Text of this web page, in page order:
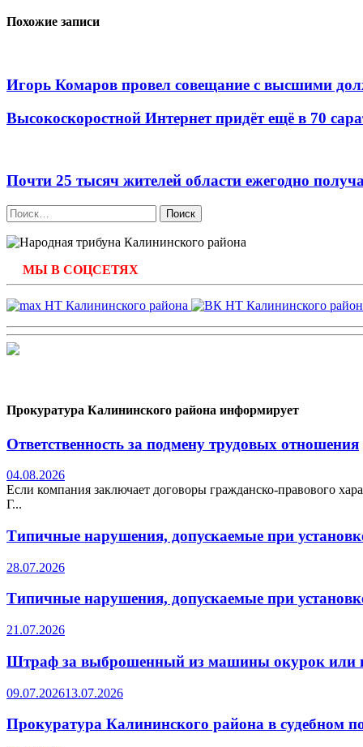
записям
Похожие записи
Игорь Комаров провел совещание с высшими
Высокоскоростной Интернет придёт ещё в 70
Почти 25 тысяч жителей области ежегодно
Найти:
МЫ В СОЦСЕТЯХ
Прокуратура Калининского района информирует
Ответственность за подмену трудовых отношения
04.08.2026
Если компания заключает договоры гражданско-правового
Г...
Типичные нарушения, допускаемые при
28.07.2026
Типичные нарушения, допускаемые при
21.07.2026
Штраф за выброшенный из машины окурок или
09.07.202613.07.2026
Прокуратура Калининского района в судебном